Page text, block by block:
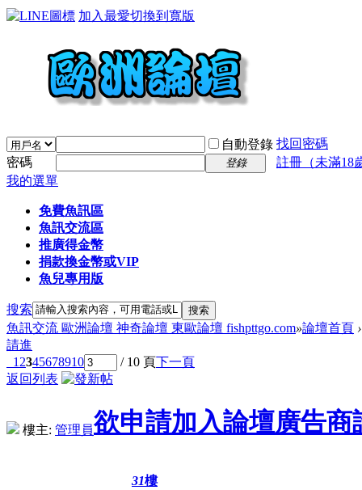
加入最愛切換到寬版
自動登錄 找回密碼
密碼
登錄
註冊（未滿18
我的選單
免費魚訊區
魚訊交流區
推廣得金幣
捐款換金幣或VIP
魚兒專用版
搜索 搜索
魚訊交流 歐洲論壇 神奇論壇 東歐論壇 fishpttgo.com»論壇首頁 ›
請進
1 2345678910 / 10 頁下一頁
返回列表
樓主: 管理員欲申請加入論壇廣告商
31樓